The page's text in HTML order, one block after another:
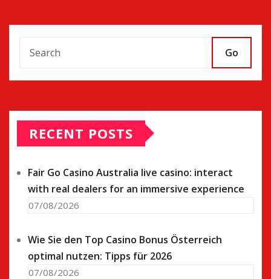
Go
RECENT POSTS
Fair Go Casino Australia live casino: interact
with real dealers for an immersive experience
07/08/2026
Wie Sie den Top Casino Bonus Österreich
optimal nutzen: Tipps für 2026
07/08/2026